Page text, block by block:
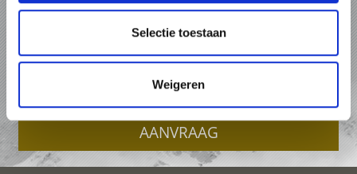
Selectie toestaan
Weigeren
VAKANTIE IN HET ORTLERGEBIET
ACCOMMODATIES
AANVRAAG